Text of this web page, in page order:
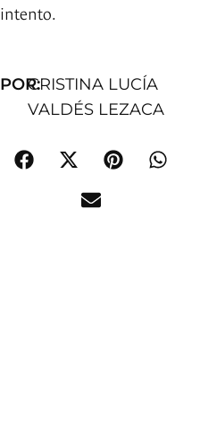
intento.
POR:CRISTINA LUCÍA
VALDÉS LEZACA